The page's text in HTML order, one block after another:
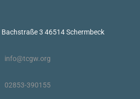
Bachstraße 3 46514 Schermbeck
info@tcgw.org
02853-390155